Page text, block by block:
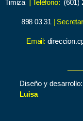
Timiza | Teléfono: (601)
898 03 31 |
Email:
Diseño y desarrollo:
Luisa